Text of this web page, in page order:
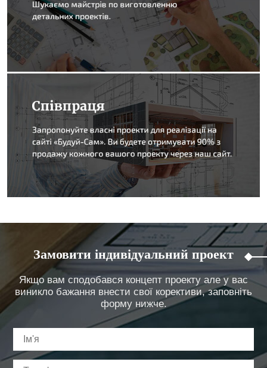
Замовити індивідуальний проект
Якщо вам сподобався концепт проекту але у вас
виникло бажання внести свої корективи, заповніть
форму нижче.